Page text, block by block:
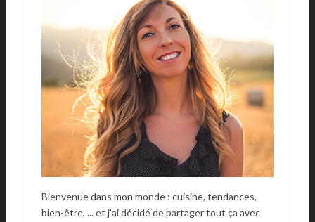
Bienvenue dans mon monde : cuisine, tendances,
bien-être, ... et j'ai décidé de partager tout ça avec